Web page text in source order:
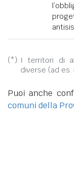
(*): I territori di
diverse (ad es.
Puoi anche
comuni della